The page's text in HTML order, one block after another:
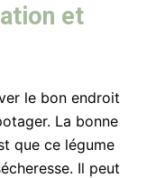
et
le bon endroit
La bonne
que ce légume
Il peut